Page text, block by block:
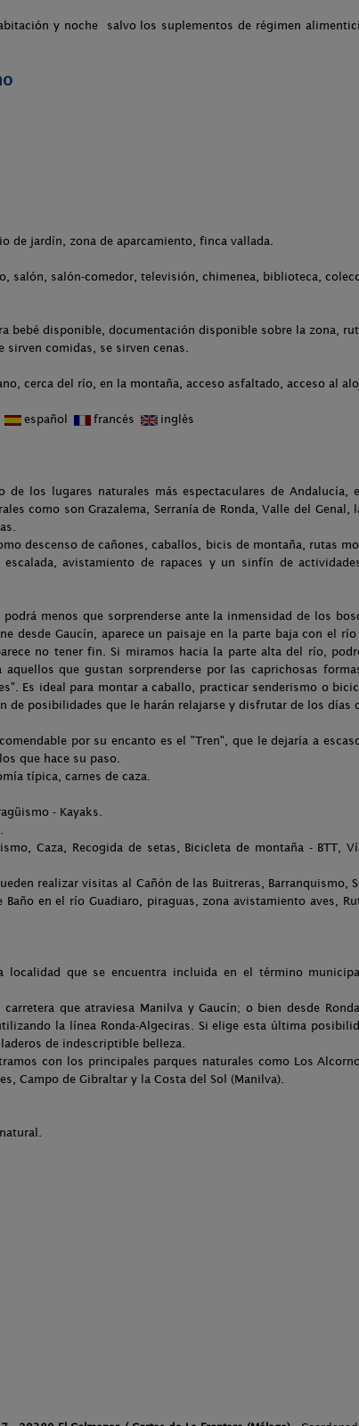
y noche salvo los suplementos de régimen
de jardín, zona de aparcamiento, finca vallada.
salón, salón-comedor, televisión, chimenea, biblioteca,
bebé disponible, documentación disponible sobre la zona,
sirven comidas, se sirven cenas.
cerca del río, en la montaña, acceso asfaltado, acceso al
español francés inglés
de los lugares naturales más espectaculares de
como son Grazalema, Serranía de Ronda, Valle del Genal,
descenso de cañones, caballos, bicis de montaña, rutas
avistamiento de rapaces y un sinfín de
menos que sorprenderse ante la inmensidad de los
desde Gaucín, aparece un paisaje en la parte baja con el
no tener fin. Si miramos hacia la parte alta del río,
que gustan sorprenderse por las caprichosas
Es ideal para montar a caballo, practicar senderismo o
de posibilidades que le harán relajarse y disfrutar de los días
por su encanto es el "Tren", que le dejaría a
que hace su paso.
típica, carnes de caza.
- Kayaks.
Caza, Recogida de setas, Bicicleta de montaña - BTT,
realizar visitas al Cañón de las Buitreras, Barranquismo,
Baño en el río Guadiaro, piraguas, zona avistamiento aves,
localidad que se encuentra incluida en el término
que atraviesa Manilva y Gaucín; o bien desde
la línea Ronda-Algeciras. Si elige esta última
de indescriptible belleza.
con los principales parques naturales como Los
Campo de Gibraltar y la Costa del Sol (Manilva).